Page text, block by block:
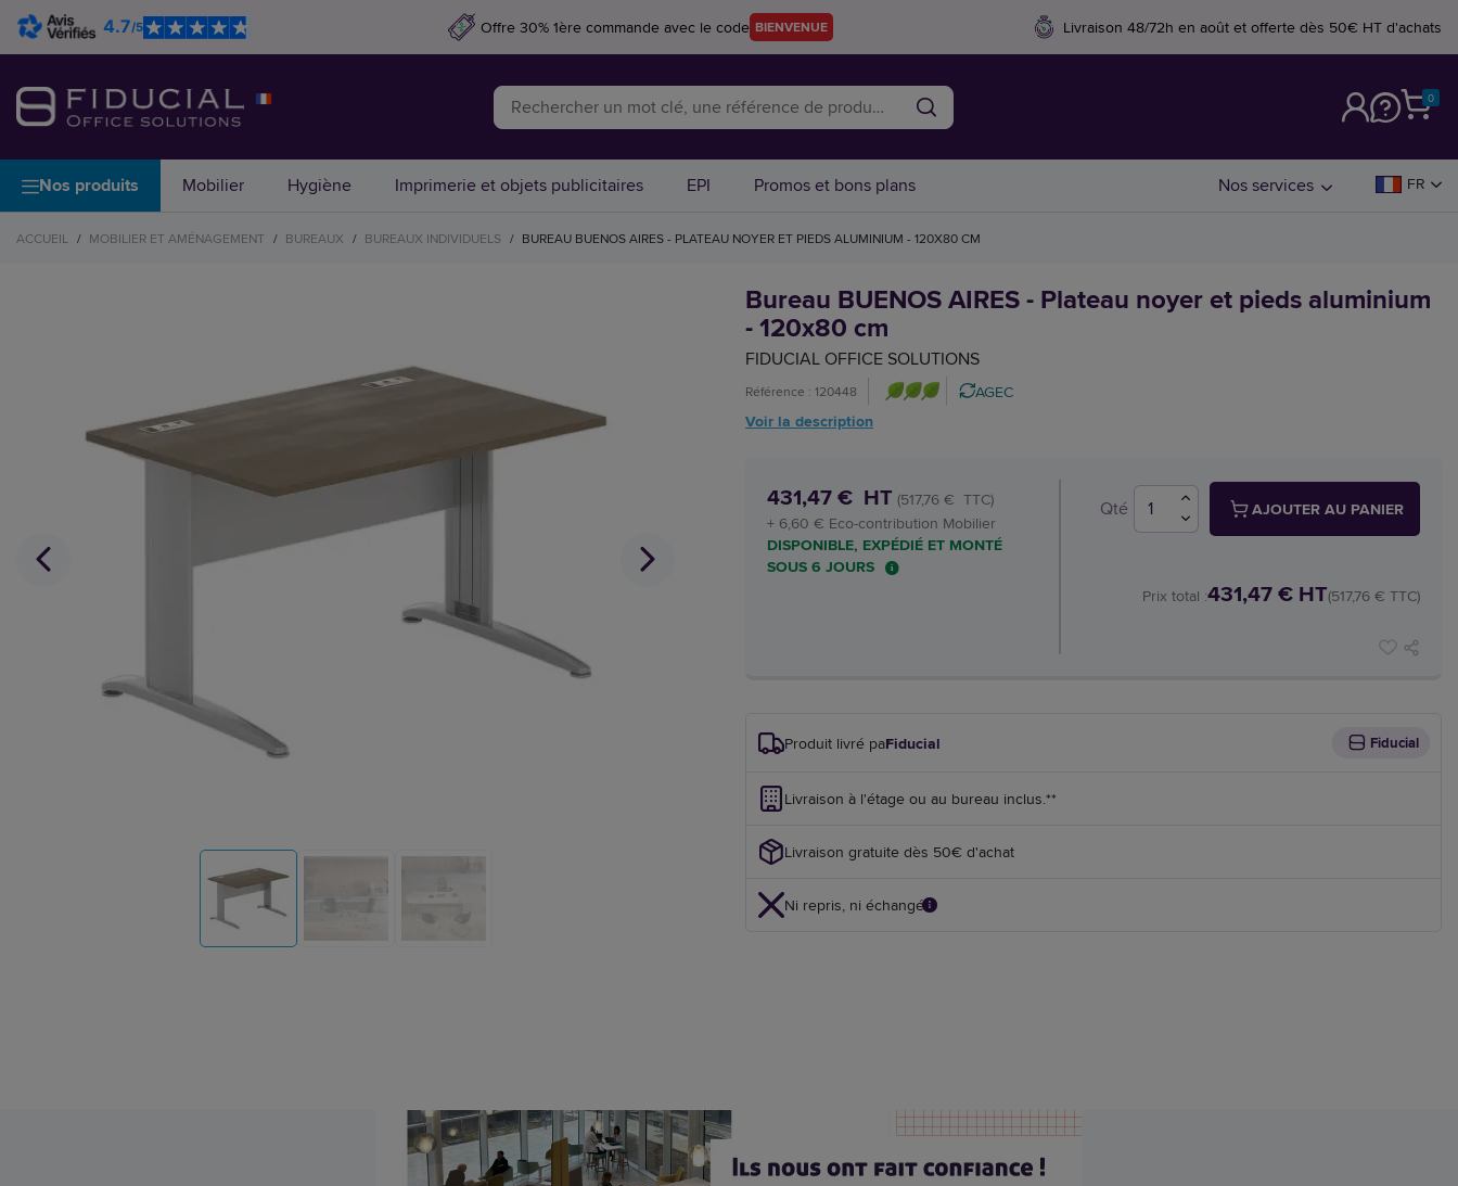
4.7/5 Offre 30% 1ère commande avec le code BIENVENUE Livraison 48/72h en août et offerte dès 50€ HT d'achats
0
Nos produits Mobilier Hygiène Imprimerie et objets publicitaires EPI Promos et bons plans Nos services FR
ACCUEIL / MOBILIER ET AMÉNAGEMENT / BUREAUX / BUREAUX INDIVIDUELS / BUREAU BUENOS AIRES - PLATEAU NOYER ET PIEDS ALUMINIUM - 120X80 CM
Bureau BUENOS AIRES - Plateau noyer et pieds aluminium
- 120x80 cm
FIDUCIAL OFFICE SOLUTIONS
Référence : 120448
AGEC
Voir la description
431,47 € HT (517,76 € TTC)
+ 6,60 € Eco-contribution Mobilier
DISPONIBLE, EXPÉDIÉ ET MONTÉ
SOUS 6 JOURS
Qté AJOUTER AU PANIER
Prix total :431,47 € HT(517,76 € TTC)
Produit livré parFiducial Fiducial
Livraison à l'étage ou au bureau inclus.**
Livraison gratuite dès 50€ d'achat
Ni repris, ni échangé